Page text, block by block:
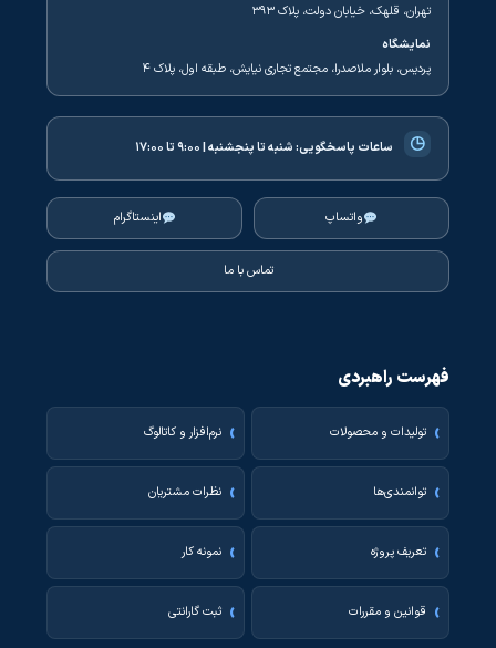
تهران، قلهک، خیابان دولت، پلاک ۳۹۳
نمایشگاه
پردیس، بلوار ملاصدرا، مجتمع تجاری نیایش، طبقه اول، پلاک ۴
◷ ساعات پاسخگویی:شنبه تا پنجشنبه | ۹:۰۰ تا ۱۷:۰۰
واتساپ اینستاگرام
تماس با ما
فهرست راهبردی
تولیدات و محصولات نرم‌افزار و کاتالوگ
توانمندی‌ها نظرات مشتریان
تعریف پروژه نمونه کار
قوانین و مقررات ثبت گارانتی